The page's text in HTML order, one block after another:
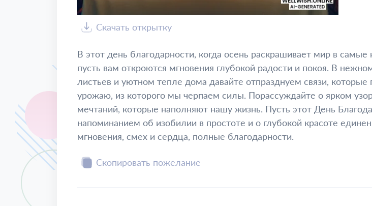
Скачать открытку
В этот день благодарности, когда осень раскрашивает мир в
пусть вам откроются мгновения глубокой радости и покоя. В
листьев и уютном тепле дома давайте отпразднуем связи,
урожаю, из которого мы черпаем силы. Порассуждайте о ярком
мечтаний, которые наполняют нашу жизнь. Пусть этот День
напоминанием об изобилии в простоте и о глубокой красоте
мгновения, смех и сердца, полные благодарности.
Скопировать пожелание